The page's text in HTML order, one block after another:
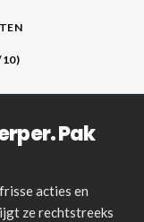
10)
Pak
acties en
ze rechtstreeks